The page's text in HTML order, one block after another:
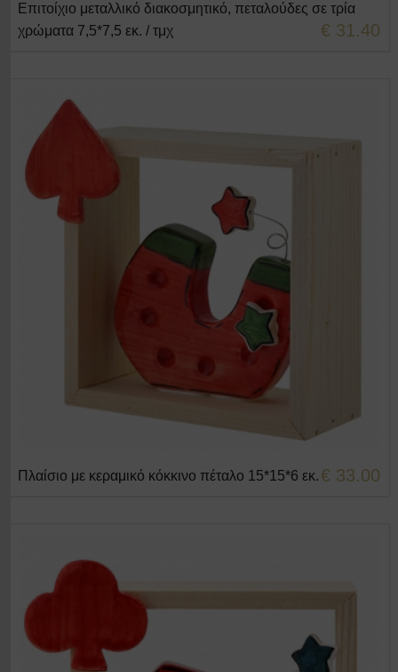
+ΣΤΟ ΚΑΛΑΘΙ
Επιτοίχιο μεταλλικό διακοσμητικό, πεταλούδες σε τρία
χρώματα 7,5*7,5 εκ. / τμχ
€ 31.40
+ΣΤΟ ΚΑΛΑΘΙ
Πλαίσιο με κεραμικό κόκκινο πέταλο 15*15*6 εκ. € 33.00